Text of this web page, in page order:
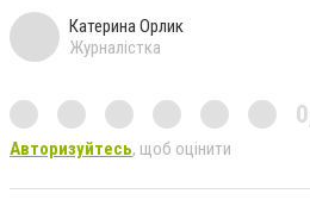
Катерина Орлик
Журналістка
Авторизуйтесь, щоб оцінити